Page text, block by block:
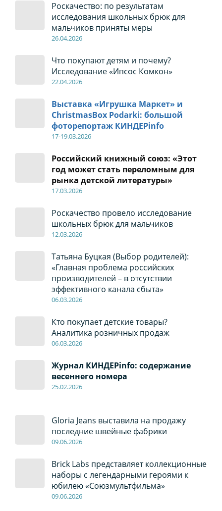
Роскачество: по результатам
исследования школьных брюк для
мальчиков приняты меры
26.04.2026
Что покупают детям и почему?
Исследование «Ипсос Комкон»
22.04.2026
Выставка «Игрушка Маркет» и
ChristmasBox Podarki: большой
фоторепортаж КИНДЕРinfo
17-19.03.2026
Российский книжный союз: «Этот
год может стать переломным для
рынка детской литературы»
17.03.2026
Роскачество провело исследование
школьных брюк для мальчиков
12.03.2026
Татьяна Буцкая (Выбор родителей):
«Главная проблема российских
производителей – в отсутствии
эффективного канала сбыта»
06.03.2026
Кто покупает детские товары?
Аналитика розничных продаж
06.03.2026
Журнал КИНДЕРinfo: содержание
весеннего номера
25.02.2026
Gloria Jeans выставила на продажу
последние швейные фабрики
09.06.2026
Brick Labs представляет коллекционные
наборы с легендарными героями к
юбилею «Союзмультфильма»
09.06.2026